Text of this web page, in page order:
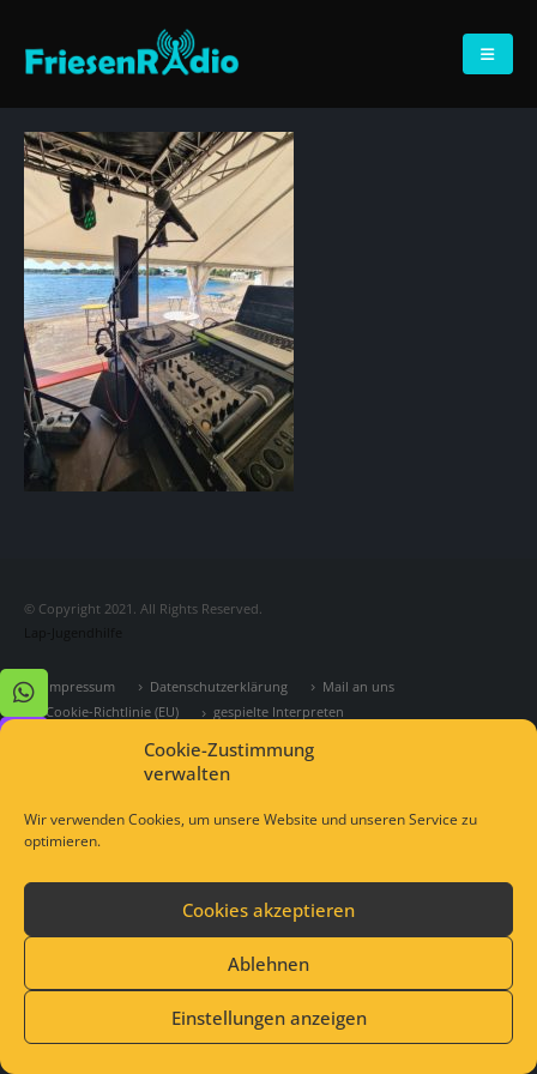
Cookie-Zustimmung
verwalten
Wir verwenden Cookies, um unsere Website und unseren Service zu
optimieren.
Cookies akzeptieren
Ablehnen
Einstellungen anzeigen
© Copyright 2021. All Rights Reserved.
Lap-Jugendhilfe
Impressum Datenschutzerklärung
Mail an uns
Cookie-Richtlinie (EU)
gespielte Interpreten